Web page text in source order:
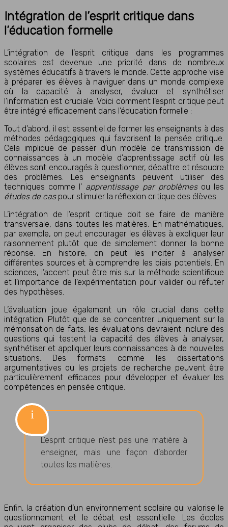
Intégration de l’esprit critique dans
l’éducation formelle
L’intégration de l’esprit critique dans les programmes
scolaires est devenue une priorité dans de nombreux
systèmes éducatifs à travers le monde. Cette approche vise
à préparer les élèves à naviguer dans un monde complexe
où la capacité à analyser, évaluer et synthétiser
l’information est cruciale. Voici comment l’esprit critique peut
être intégré efficacement dans l’éducation formelle :
Tout d’abord, il est essentiel de former les enseignants à des
méthodes pédagogiques qui favorisent la pensée critique.
Cela implique de passer d’un modèle de transmission de
connaissances à un modèle d’apprentissage actif où les
élèves sont encouragés à questionner, débattre et résoudre
des problèmes. Les enseignants peuvent utiliser des
techniques comme l’ apprentissage par problèmes ou les
études de cas pour stimuler la réflexion critique des élèves.
L’intégration de l’esprit critique doit se faire de manière
transversale, dans toutes les matières. En mathématiques,
par exemple, on peut encourager les élèves à expliquer leur
raisonnement plutôt que de simplement donner la bonne
réponse. En histoire, on peut les inciter à analyser
différentes sources et à comprendre les biais potentiels. En
sciences, l’accent peut être mis sur la méthode scientifique
et l’importance de l’expérimentation pour valider ou réfuter
des hypothèses.
L’évaluation joue également un rôle crucial dans cette
intégration. Plutôt que de se concentrer uniquement sur la
mémorisation de faits, les évaluations devraient inclure des
questions qui testent la capacité des élèves à analyser,
synthétiser et appliquer leurs connaissances à de nouvelles
situations. Des formats comme les dissertations
argumentatives ou les projets de recherche peuvent être
particulièrement efficaces pour développer et évaluer les
compétences en pensée critique.
L’esprit critique n’est pas une matière à
enseigner, mais une façon d’aborder
toutes les matières.
Enfin, la création d’un environnement scolaire qui valorise le
questionnement et le débat est essentielle. Les écoles